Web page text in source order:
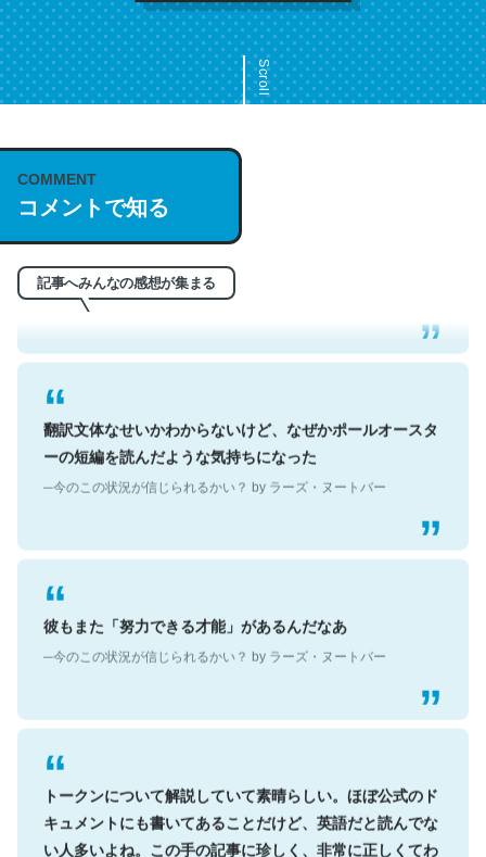
Scroll
COMMENT
コメントで知る
記事へみんなの感想が集まる
これは名文。彼はとてもクレバーなんだろうなと凄く思
う。英語少しでも読める人は原文もお勧め。自分はこの流
─今のこの状況が信じられるかい？ by ラーズ・ヌートバー
翻訳文体なせいかわからないけど、なぜかポールオースタ
ーの短編を読んだような気持ちになった
─今のこの状況が信じられるかい？ by ラーズ・ヌートバー
彼もまた「努力できる才能」があるんだなあ
─今のこの状況が信じられるかい？ by ラーズ・ヌートバー
トークンについて解説していて素晴らしい。ほぼ公式のド
キュメントにも書いてあることだけど、英語だと読んでな
い人多いよね。この手の記事に珍しく、非常に正しくてわ